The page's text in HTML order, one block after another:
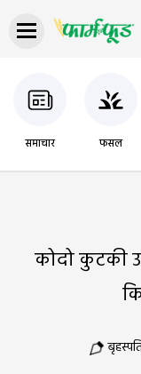
समाचार फसल
कोदो कुटकी